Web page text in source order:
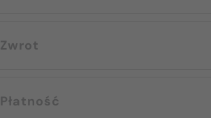
Zwrot
Płatność